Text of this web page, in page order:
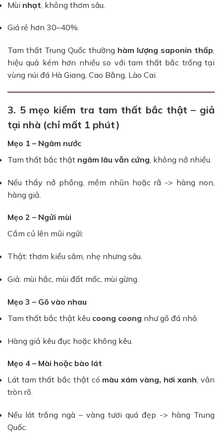
Mùi nhạt , không thơm sâu.
Giá rẻ hơn 30–40%.
Tam thất Trung Quốc thường hàm lượng saponin thấp,
hiệu quả kém hơn nhiều so với tam thất bắc trồng tại
vùng núi đá Hà Giang, Cao Bằng, Lào Cai.
3. 5 mẹo kiểm tra tam thất bắc thật – giả
tại nhà (chỉ mất 1 phút)
Mẹo 1 – Ngâm nước
Tam thất bắc thật ngâm lâu vẫn cứng , không nở nhiều.
Nếu thấy nở phồng, mềm nhũn hoặc rã -> hàng non,
hàng giả.
Mẹo 2 – Ngửi mùi
Cầm củ lên mũi ngửi:
Thật: thơm kiểu sâm, nhẹ nhưng sâu.
Giả: mùi hắc, mùi đất mốc, mùi gừng.
Mẹo 3 – Gõ vào nhau
Tam thất bắc thật kêu coong coong như gõ đá nhỏ.
Hàng giả kêu đục hoặc không kêu.
Mẹo 4 – Mài hoặc bào lát
Lát tam thất bắc thật có màu xám vàng, hơi xanh, vân
tròn rõ.
Nếu lát trắng ngà – vàng tươi quá đẹp -> hàng Trung
Quốc.